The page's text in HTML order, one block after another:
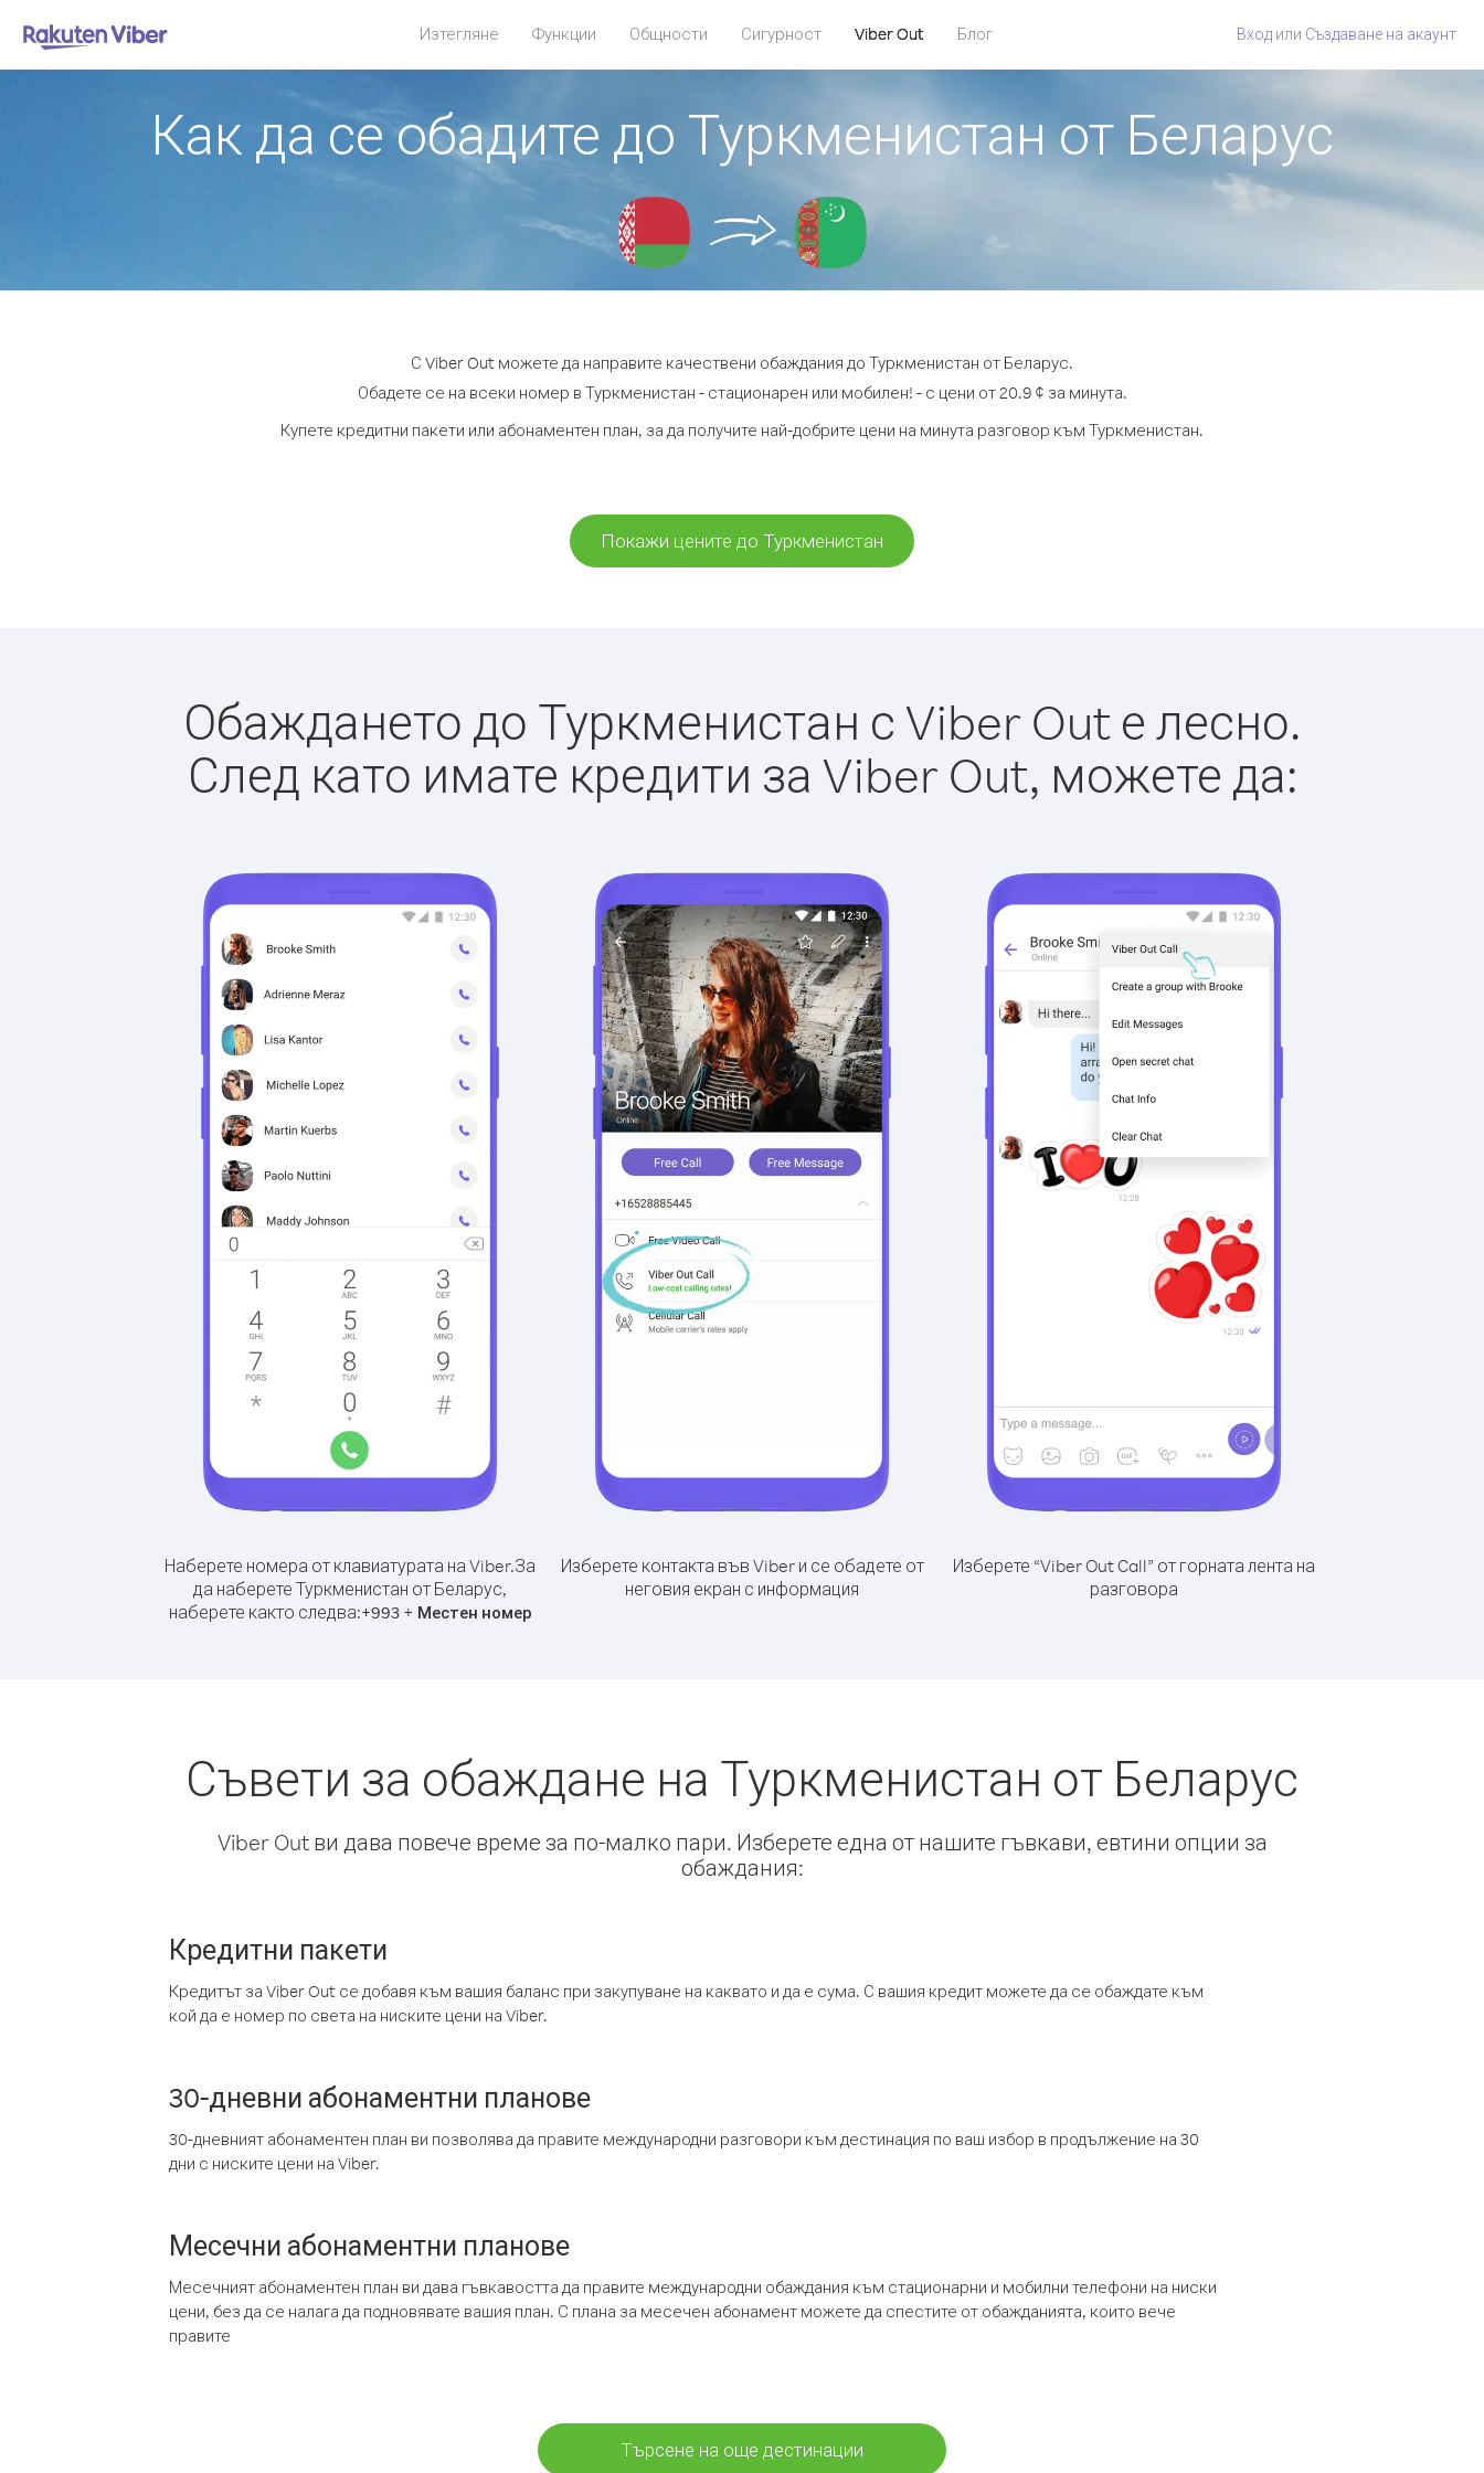
Изтегляне Функции Общности Сигурност Viber Out Блог Вход или Създаване на акаунт
Как да се обадите до Туркменистан от Беларус
С Viber Out можете да направите качествени обаждания до Туркменистан от Беларус.
Обадете се на всеки номер в Туркменистан - стационарен или мобилен! - с цени от 20.9 ¢ за минута.
Купете кредитни пакети или абонаментен план, за да получите най-добрите цени на минута разговор към Туркменистан.
Покажи цените до Туркменистан
Обаждането до Туркменистан с Viber Out е лесно.
След като имате кредити за Viber Out, можете да:
Наберете номера от клавиатурата на Viber.За
да наберете Туркменистан от Беларус,
наберете както следва:+993+ Местен номер
Изберете контакта във Viber и се обадете от
неговия екран с информация
Изберете “Viber Out Call” от горната лента на
разговора
Съвети за обаждане на Туркменистан от Беларус
Viber Out ви дава повече време за по-малко пари. Изберете една от нашите гъвкави, евтини опции за
обаждания:
Кредитни пакети
Кредитът за Viber Out се добавя към вашия баланс при закупуване на каквато и да е сума. С вашия кредит можете да се обаждате към
кой да е номер по света на ниските цени на Viber.
30-дневни абонаментни планове
30-дневният абонаментен план ви позволява да правите международни разговори към дестинация по ваш избор в продължение на 30
дни с ниските цени на Viber.
Месечни абонаментни планове
Месечният абонаментен план ви дава гъвкавостта да правите международни обаждания към стационарни и мобилни телефони на ниски
цени, без да се налага да подновявате вашия план. С плана за месечен абонамент можете да спестите от обажданията, които вече
правите
Търсене на още дестинации